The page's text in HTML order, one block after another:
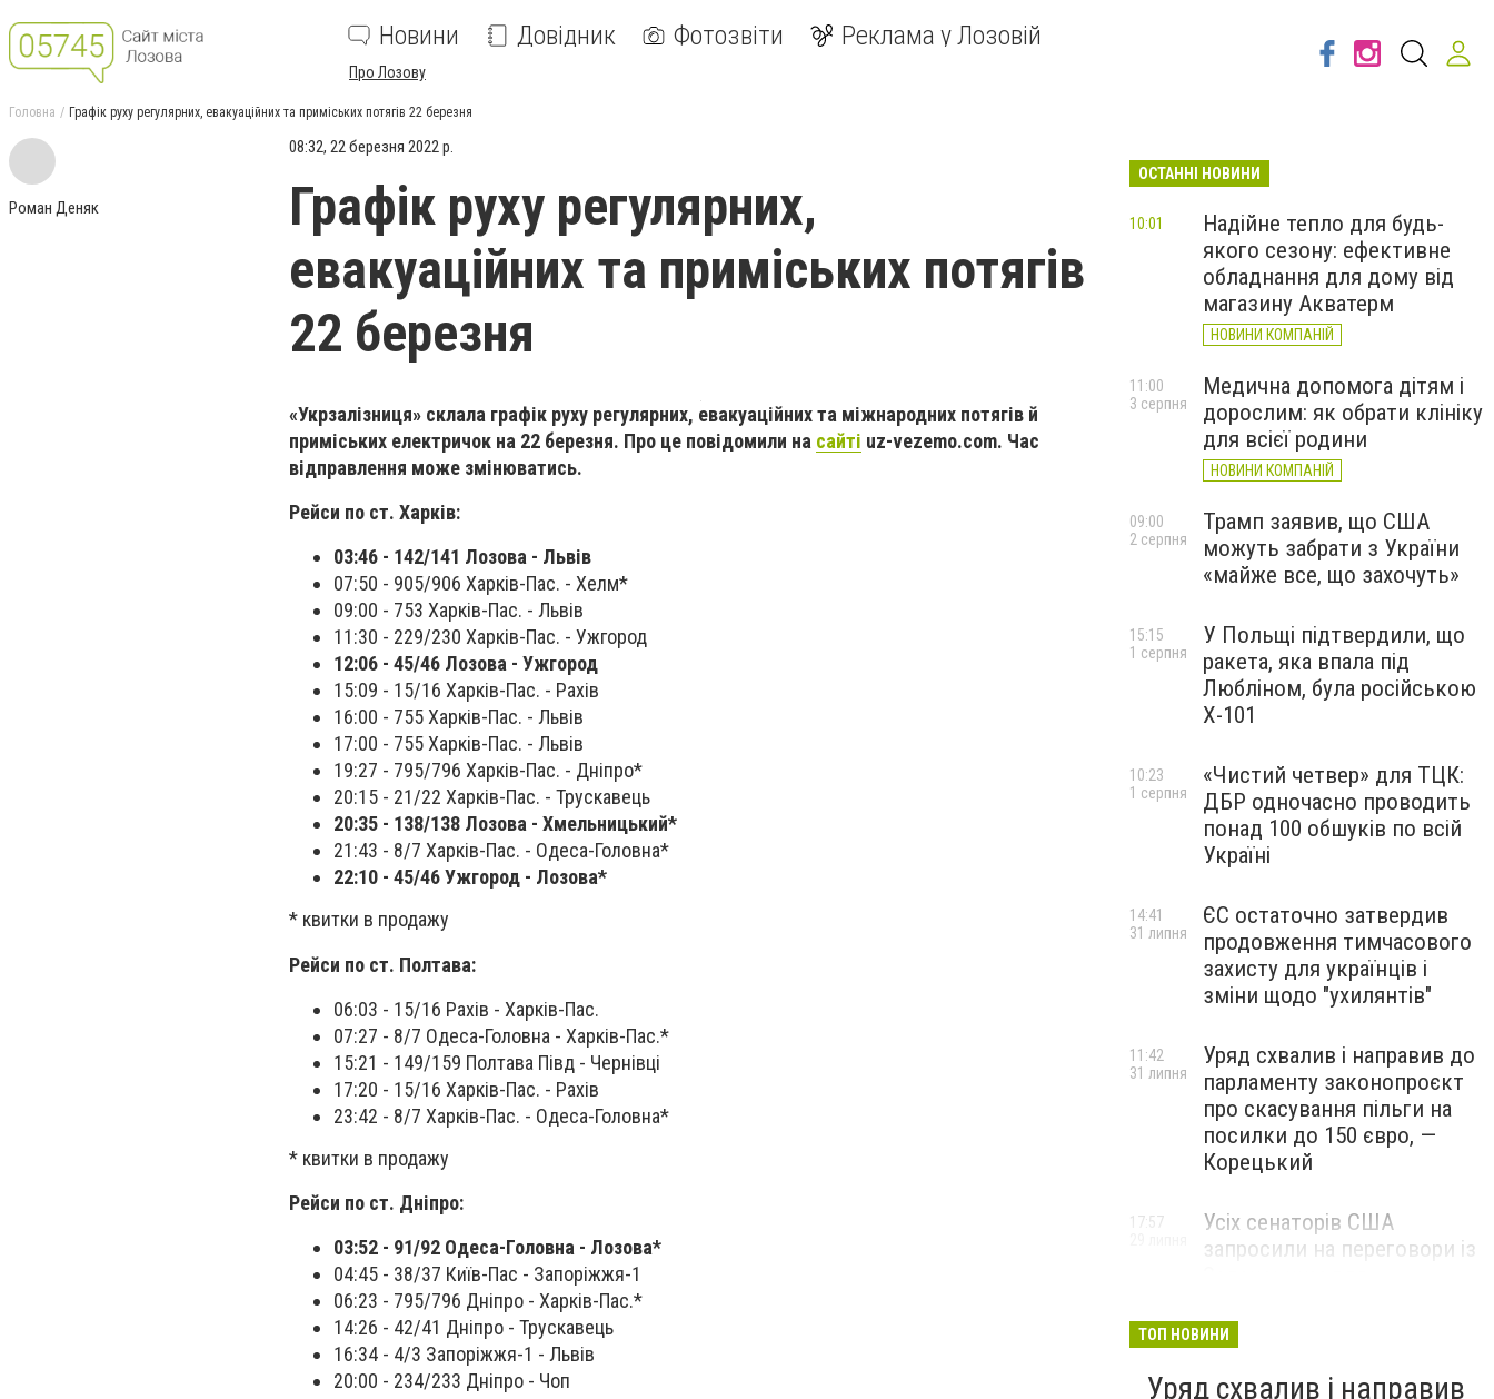
Новини Довідник Фотозвіти Реклама у Лозовій
Про Лозову
Головна Графік руху регулярних, евакуаційних та приміських потягів 22 березня
Роман Деняк
08:32, 22 березня 2022 р.
Графік руху регулярних,
евакуаційних та приміських потягів
22 березня
«Укрзалізниця» склала графік руху регулярних, евакуаційних та міжнародних потягів й
приміських електричок на 22 березня. Про це повідомили на сайті uz-vezemo.com. Час
відправлення може змінюватись.
Рейси по ст. Харків:
03:46 - 142/141 Лозова - Львів
07:50 - 905/906 Харків-Пас. - Хелм*
09:00 - 753 Харків-Пас. - Львів
11:30 - 229/230 Харків-Пас. - Ужгород
12:06 - 45/46 Лозова - Ужгород
15:09 - 15/16 Харків-Пас. - Рахів
16:00 - 755 Харків-Пас. - Львів
17:00 - 755 Харків-Пас. - Львів
19:27 - 795/796 Харків-Пас. - Дніпро*
20:15 - 21/22 Харків-Пас. - Трускавець
20:35 - 138/138 Лозова - Хмельницький*
21:43 - 8/7 Харків-Пас. - Одеса-Головна*
22:10 - 45/46 Ужгород - Лозова*
* квитки в продажу
Рейси по ст. Полтава:
06:03 - 15/16 Рахів - Харків-Пас.
07:27 - 8/7 Одеса-Головна - Харків-Пас.*
15:21 - 149/159 Полтава Півд - Чернівці
17:20 - 15/16 Харків-Пас. - Рахів
23:42 - 8/7 Харків-Пас. - Одеса-Головна*‍
* квитки в продажу
Рейси по ст. Дніпро:
03:52 - 91/92 Одеса-Головна - Лозова*
04:45 - 38/37 Київ-Пас - Запоріжжя-1
06:23 - 795/796 Дніпро - Харків-Пас.*
14:26 - 42/41 Дніпро - Трускавець
16:34 - 4/3 Запоріжжя-1 - Львів
20:00 - 234/233 Дніпро - Чоп
ОСТАННІ НОВИНИ
Надійне тепло для будь-
якого сезону: ефективне
обладнання для дому від
магазину Акватерм
НОВИНИ КОМПАНІЙ
10:01
Медична допомога дітям і
дорослим: як обрати клініку
для всієї родини
НОВИНИ КОМПАНІЙ
11:00
3 серпня
Трамп заявив, що США
можуть забрати з України
«майже все, що захочуть»
09:00
2 серпня
У Польщі підтвердили, що
ракета, яка впала під
Любліном, була російською
Х-101
15:15
1 серпня
«Чистий четвер» для ТЦК:
ДБР одночасно проводить
понад 100 обшуків по всій
Україні
10:23
1 серпня
ЄС остаточно затвердив
продовження тимчасового
захисту для українців і
зміни щодо "ухилянтів"
14:41
31 липня
Уряд схвалив і направив до
парламенту законопроєкт
про скасування пільги на
посилки до 150 євро, —
Корецький
11:42
31 липня
Усіх сенаторів США
запросили на переговори із
Росії, – The Hill
17:57
ТОП НОВИНИ
Уряд схвалив і направив